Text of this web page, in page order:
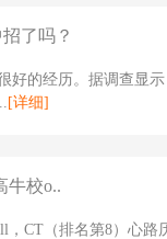
了吗？
好的经历。据调查显
[详细]
牛校o..
，CT（排名第8）心